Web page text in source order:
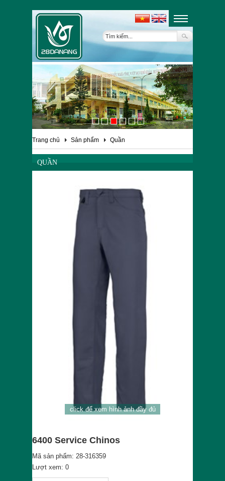
Trang chủ Sản phẩm Quần
QUẦN
click để xem hình ảnh đầy đủ
6400 Service Chinos
Mã sản phẩm: 28-316359
Lượt xem: 0